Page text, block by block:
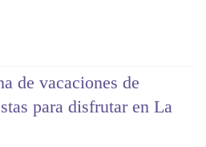
de vacaciones de
para disfrutar en La